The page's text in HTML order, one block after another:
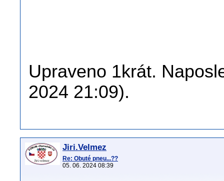
Upraveno 1krát.
2024 21:09).
Jiri.Velmez
Re: Obuté pneu...??
05. 06. 2024 08:39